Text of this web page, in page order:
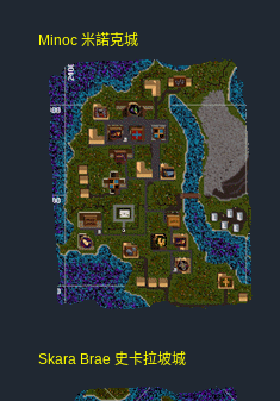
Minoc 米諾克城
Skara Brae 史卡拉坡城